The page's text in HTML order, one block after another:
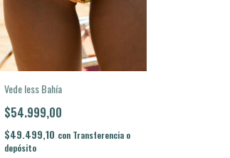
Vede less Bahía
$54.999,00
$49.499,10 con Transferencia o
depósito